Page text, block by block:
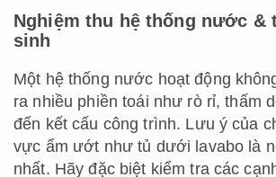
Nghiệm thu hệ thống nước &
sinh
Một hệ thống nước hoạt động
ra nhiều phiền toái như rò rỉ, thấm
đến kết cấu công trình. Lưu ý của
vực ẩm ướt như tủ dưới lavabo là
nhất. Hãy đặc biệt kiểm tra các